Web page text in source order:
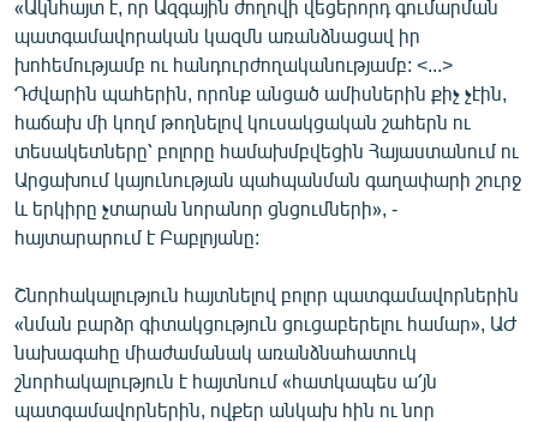
ՀԵՏԵՎԵՔ ՄԵԶ
«Ազատության» բոլոր կայքերը
«Ակնհայտ է, որ Ազգային ժողովի վեցերորդ գումարման
պատգամավորական կազմն առանձնացավ իր
խոհեմությամբ ու հանդուրժողականությամբ: <...>
Դժվարին պահերին, որոնք անցած ամիսներին քիչ չէին,
հաճախ մի կողմ թողնելով կուսակցական շահերն ու
տեսակետները՝ բոլորը համախմբվեցին Հայաստանում ու
Արցախում կայունության պահպանման գաղափարի շուրջ
և երկիրը չտարան նորանոր ցնցումների», -
հայտարարում է Բաբլոյանը:
Շնորհակալություն հայտնելով բոլոր պատգամավորներին
«նման բարձր գիտակցություն ցուցաբերելու համար», ԱԺ
նախագահը միաժամանակ առանձնահատուկ
շնորհակալություն է հայտնում «հատկապես ա՛յն
պատգամավորներին, ովքեր անկախ հին ու նոր